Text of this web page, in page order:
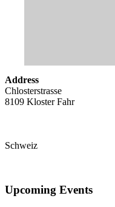
Address
Chlosterstrasse
8109 Kloster Fahr
Schweiz
Upcoming Events